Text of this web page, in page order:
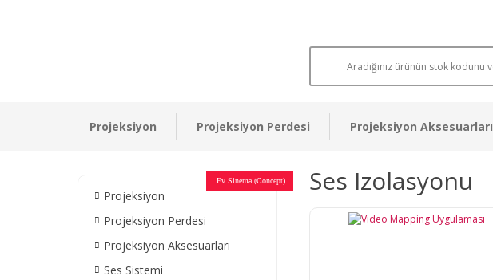
Projeksiyon Projeksiyon Perdesi Projeksiyon Aksesuarları
Projeksiyon
Projeksiyon Perdesi
Projeksiyon Aksesuarları
Ses Sistemi
Ev Sinema
Ev Sinema
Ev Sinema
Müzeler
Ev Sinema
Restaurant - Cafe
Devlet Kurumları
Ev Sinema
Otel Sinema Salonları
Ev Sinema (Concept) Ses Izolasyonu